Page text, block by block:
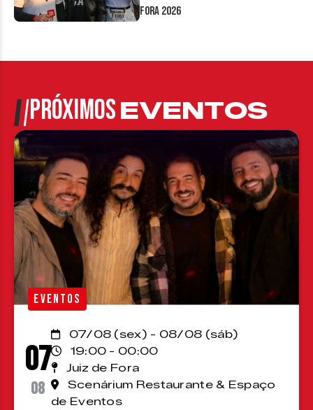
Fora 2026
PRÓXIMOSEVENTOS
EVENTOS
07
08
07/08 (sex) - 08/08 (sáb)
19:00 - 00:00
Juiz de Fora
Scenárium Restaurante & Espaço
de Eventos